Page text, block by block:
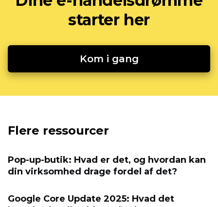
starter her
Kom i gang
Flere ressourcer
Pop-up-butik: Hvad er det, og hvordan kan
din virksomhed drage fordel af det?
Google Core Update 2025: Hvad det